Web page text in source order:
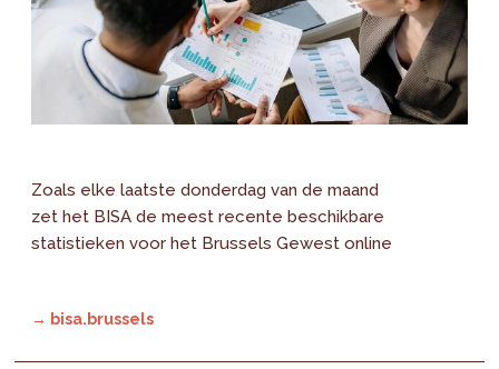
Zoals elke laatste donderdag van de maand
zet het BISA de meest recente beschikbare
statistieken voor het Brussels Gewest online
→ bisa.brussels